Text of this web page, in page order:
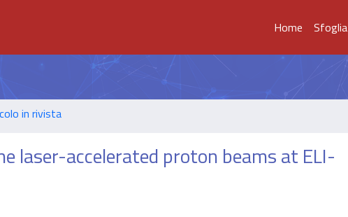
Home Sfoglia
in rivista
laser-accelerated proton beams at ELI-